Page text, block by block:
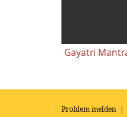
Problem melden |